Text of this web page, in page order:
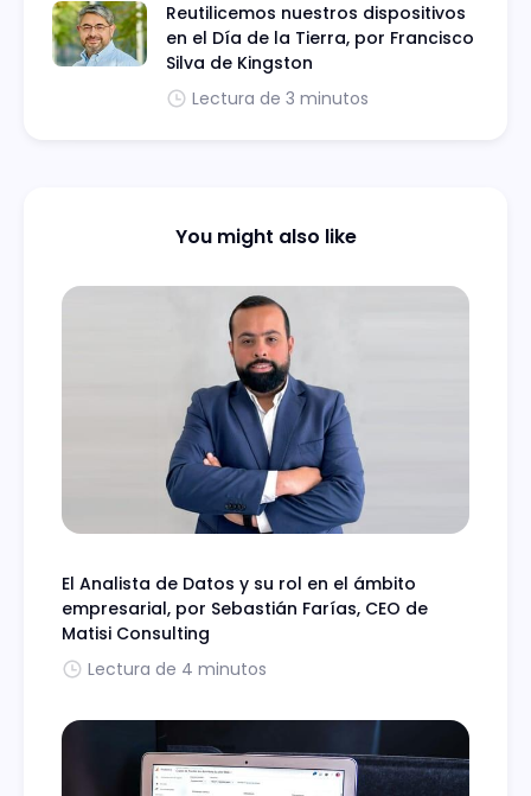
Reutilicemos nuestros dispositivos
en el Día de la Tierra, por Francisco
Silva de Kingston
Lectura de 3 minutos
You might also like
El Analista de Datos y su rol en el ámbito
empresarial, por Sebastián Farías, CEO de
Matisi Consulting
Lectura de 4 minutos